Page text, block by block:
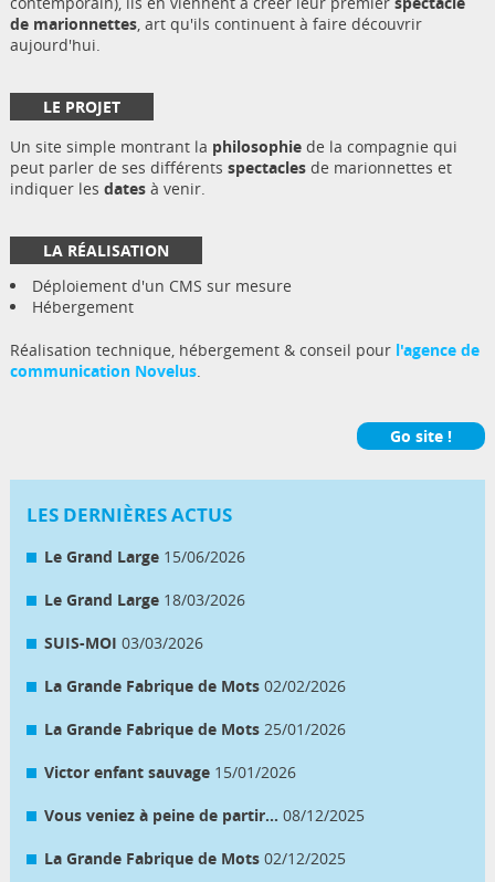
de marionnettes, art qu'ils continuent à faire découvrir
aujourd'hui.
LE PROJET
Un site simple montrant la philosophiede la compagnie qui
peut parler de ses différents spectaclesde marionnettes et
indiquer les datesà venir.
LA RÉALISATION
Déploiement d'un CMS sur mesure
Hébergement
Réalisation technique, hébergement & conseil pour l'agence de
communication Novelus.
Go site !
LES DERNIÈRES ACTUS
Le Grand Large 15/06/2026
Le Grand Large 18/03/2026
SUIS-MOI 03/03/2026
La Grande Fabrique de Mots 02/02/2026
La Grande Fabrique de Mots 25/01/2026
Victor enfant sauvage 15/01/2026
Vous veniez à peine de partir... 08/12/2025
La Grande Fabrique de Mots 02/12/2025